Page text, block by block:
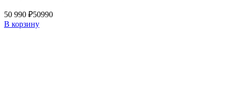
50 990 ₽50990
В корзину